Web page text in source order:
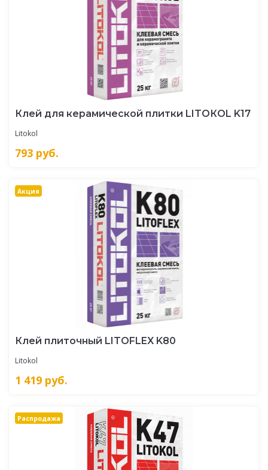
Клей для керамической плитки LITOКOL K17
Litokol
793 руб.
Акция
Клей плиточный LITOFLEX K80
Litokol
1 419 руб.
Распродажа